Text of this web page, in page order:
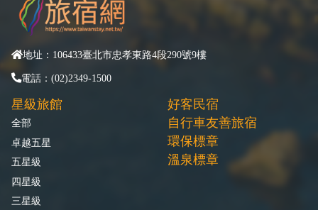
地址：106433臺北市忠孝東路4段290號9樓
電話：(02)2349-1500
星級旅館
全部
卓越五星
五星級
四星級
三星級
好客民宿
自行車友善旅宿
環保標章
溫泉標章